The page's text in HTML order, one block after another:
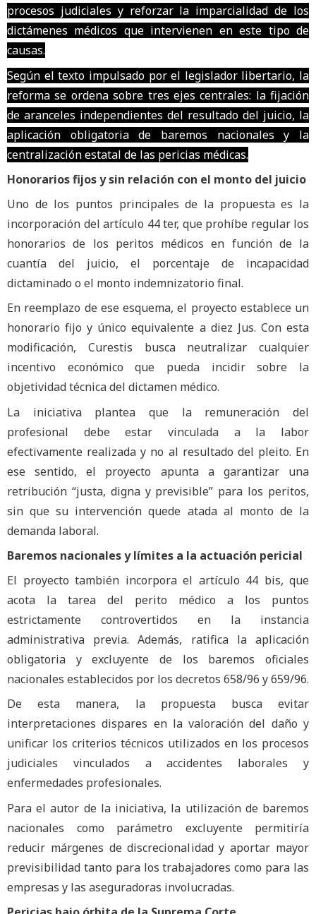
procesos judiciales y reforzar la imparcialidad de los
dictámenes médicos que intervienen en este tipo de
causas.
Según el texto impulsado por el legislador libertario, la
reforma se ordena sobre tres ejes centrales: la fijación
de aranceles independientes del resultado del juicio, la
aplicación obligatoria de baremos nacionales y la
centralización estatal de las pericias médicas.
Honorarios fijos y sin relación con el monto del juicio
Uno de los puntos principales de la propuesta es la
incorporación del artículo 44 ter, que prohíbe regular los
honorarios de los peritos médicos en función de la
cuantía del juicio, el porcentaje de incapacidad
dictaminado o el monto indemnizatorio final.
En reemplazo de ese esquema, el proyecto establece un
honorario fijo y único equivalente a diez Jus. Con esta
modificación, Curestis busca neutralizar cualquier
incentivo económico que pueda incidir sobre la
objetividad técnica del dictamen médico.
La iniciativa plantea que la remuneración del
profesional debe estar vinculada a la labor
efectivamente realizada y no al resultado del pleito. En
ese sentido, el proyecto apunta a garantizar una
retribución “justa, digna y previsible” para los peritos,
sin que su intervención quede atada al monto de la
demanda laboral.
Baremos nacionales y límites a la actuación pericial
El proyecto también incorpora el artículo 44 bis, que
acota la tarea del perito médico a los puntos
estrictamente controvertidos en la instancia
administrativa previa. Además, ratifica la aplicación
obligatoria y excluyente de los baremos oficiales
nacionales establecidos por los decretos 658/96 y 659/96.
De esta manera, la propuesta busca evitar
interpretaciones dispares en la valoración del daño y
unificar los criterios técnicos utilizados en los procesos
judiciales vinculados a accidentes laborales y
enfermedades profesionales.
Para el autor de la iniciativa, la utilización de baremos
nacionales como parámetro excluyente permitiría
reducir márgenes de discrecionalidad y aportar mayor
previsibilidad tanto para los trabajadores como para las
empresas y las aseguradoras involucradas.